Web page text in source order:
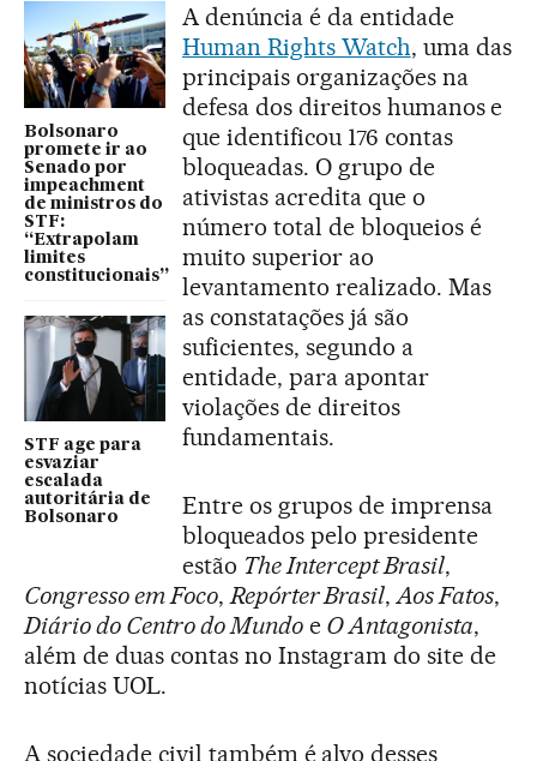
Bolsonaro
promete ir ao
Senado por
impeachment
de ministros do
STF:
“Extrapolam
limites
constitucionais”
STF age para
esvaziar
escalada
autoritária de
Bolsonaro
A denúncia é da entidade
Human Rights Watch, uma das
principais organizações na
defesa dos direitos humanos e
que identificou 176 contas
bloqueadas. O grupo de
ativistas acredita que o
número total de bloqueios é
muito superior ao
levantamento realizado. Mas
as constatações já são
suficientes, segundo a
entidade, para apontar
violações de direitos
fundamentais.
Entre os grupos de imprensa
bloqueados pelo presidente
estão The Intercept Brasil,
Congresso em Foco,Repórter Brasil,Aos Fatos,
Diário do Centro do Mundoe O Antagonista,
além de duas contas no Instagram do site de
notícias UOL.
A sociedade civil também é alvo desses